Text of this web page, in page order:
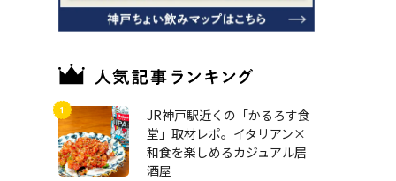
JR神戸駅近くの「かるろす食
堂」取材レポ。イタリアン×
和食を楽しめるカジュアル居
酒屋